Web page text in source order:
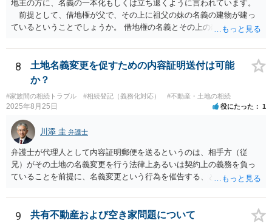
地主の方に、名義の一本化もしくは立ち退くように言われています。
前提として、借地権が父で、その上に祖父の妹の名義の建物が建っ
ているということでしょうか。 借地権の名義とその上の建物の名義が
うか。 そうだとすると、借地を転貸してきたこととなるので、解消
しないと 借地契約を解除されてしまう可能性があると思います。 長
いこと使用していなかったので、無償で貸していたのであれば 使用貸
借は目的が達成され終了したとして、明渡をしてもらったら良いと思
います。 複雑な事情がありますので、弁護士に面談で詳しい事情を
話して相談されたら良いと思います。
8
土地名義変更を促すための内容証明送付は可能
か？
#家族間の相続トラブル #相続登記（義務化対応） #不動産・土地の相続
2025年8月25日 役にたった 1
川添 圭 弁護士
弁護士が代理人として内容証明郵便を送るというのは、相手方（従
兄）がその土地の名義変更を行う法律上あるいは契約上の義務を負っ
ていることを前提に、名義変更という行為を催告する、という使い方
ベースの場合、仮に弁護士から通知するとしてもソフトな表現を使っ
た「お手紙」にならざるを得ず、内容証明郵便が不適当なケースもあ
9 共有不動産および空き家問題について